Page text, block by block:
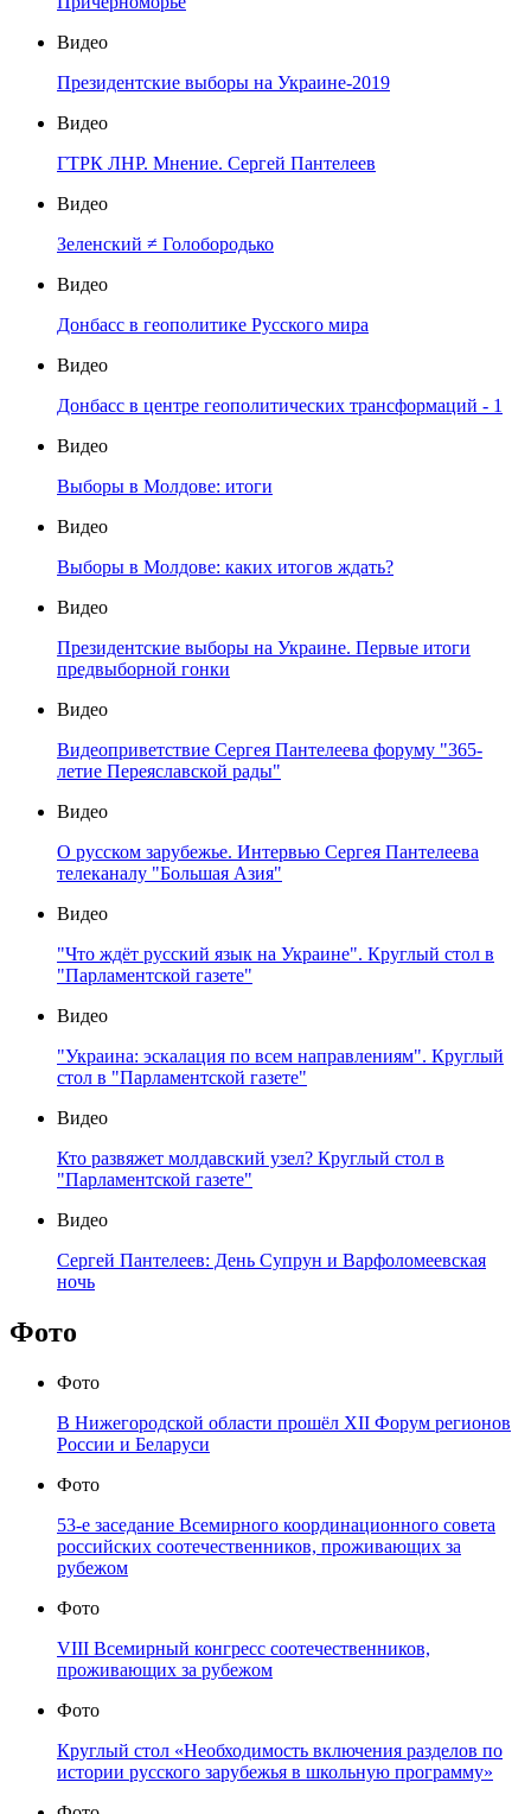
Видео
Президентские выборы на Украине-2019
Видео
ГТРК ЛНР. Мнение. Сергей Пантелеев
Видео
Зеленский ≠ Голобородько
Видео
Донбасс в геополитике Русского мира
Видео
Донбасс в центре геополитических трансформаций - 1
Видео
Выборы в Молдове: итоги
Видео
Выборы в Молдове: каких итогов ждать?
Видео
Президентские выборы на Украине. Первые итоги
предвыборной гонки
Видео
Видеоприветствие Сергея Пантелеева форуму "365-
летие Переяславской рады"
Видео
О русском зарубежье. Интервью Сергея Пантелеева
телеканалу "Большая Азия"
Видео
"Что ждёт русский язык на Украине". Круглый стол в
"Парламентской газете"
Видео
"Украина: эскалация по всем направлениям". Круглый
стол в "Парламентской газете"
Видео
Кто развяжет молдавский узел? Круглый стол в
"Парламентской газете"
Видео
Сергей Пантелеев: День Супрун и Варфоломеевская
ночь
Фото
Фото
В Нижегородской области прошёл XII Форум регионов
России и Беларуси
Фото
53-е заседание Всемирного координационного совета
российских соотечественников, проживающих за
рубежом
Фото
VIII Всемирный конгресс соотечественников,
проживающих за рубежом
Фото
Круглый стол «Необходимость включения разделов по
истории русского зарубежья в школьную программу»